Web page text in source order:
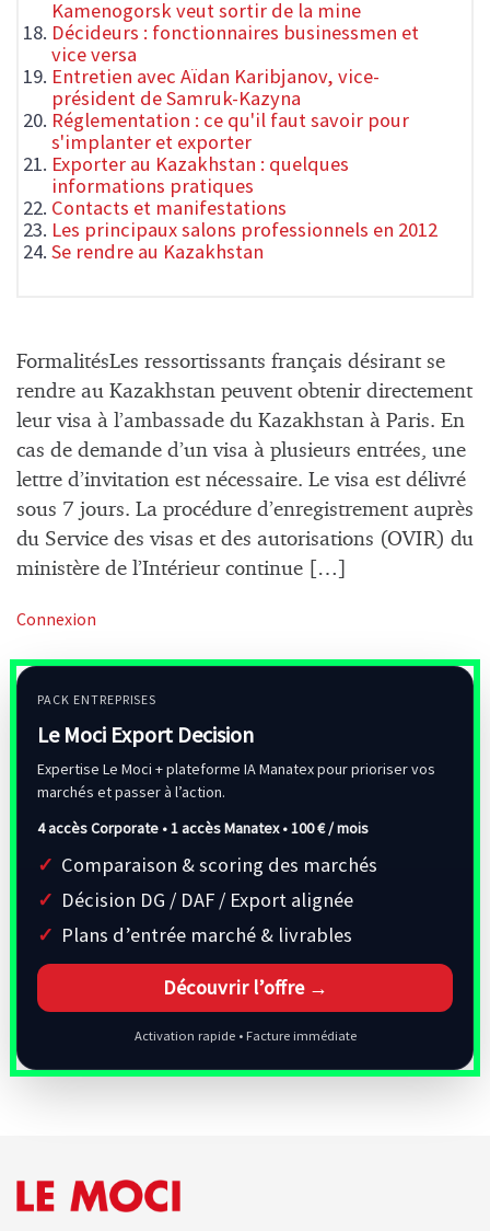
Kamenogorsk veut sortir de la mine
Décideurs : fonctionnaires businessmen et
vice versa
Entretien avec Aïdan Karibjanov, vice-
président de Samruk-Kazyna
Réglementation : ce qu'il faut savoir pour
s'implanter et exporter
Exporter au Kazakhstan : quelques
informations pratiques
Contacts et manifestations
Les principaux salons professionnels en 2012
Se rendre au Kazakhstan
FormalitésLes ressortissants français désirant se
rendre au Kazakhstan peuvent obtenir directement
leur visa à l’ambassade du Kazakhstan à Paris. En
cas de demande d’un visa à plusieurs entrées, une
lettre d’invitation est nécessaire. Le visa est délivré
sous 7 jours. La procédure d’enregistrement auprès
du Service des visas et des autorisations (OVIR) du
ministère de l’Intérieur continue […]
Connexion
PACK ENTREPRISES
Le Moci Export Decision
Expertise Le Moci + plateforme IA Manatex pour prioriser vos
marchés et passer à l’action.
4 accès Corporate • 1 accès Manatex •100 € / mois
Comparaison & scoring des marchés
Décision DG / DAF / Export alignée
Plans d’entrée marché & livrables
Découvrir l’offre →
Activation rapide • Facture immédiate